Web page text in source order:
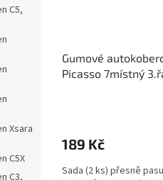
C5,
Xsara
C5X
Gumové
Picasso 7místný
189 Kč
Sada (2 ks) přesně